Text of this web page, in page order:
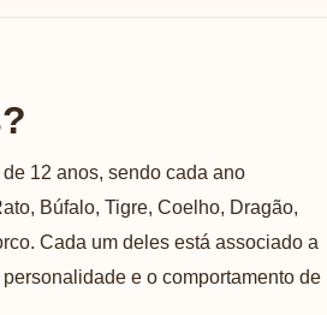
12 anos, sendo cada ano
Búfalo, Tigre, Coelho, Dragão,
Cada um deles está associado a
e o comportamento de